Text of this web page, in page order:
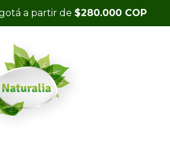
a partir de $280.000 COP